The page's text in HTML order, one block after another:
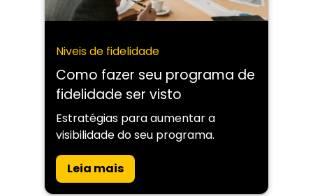
Niveis de fidelidade
Como fazer seu programa de
fidelidade ser visto
Estratégias para aumentar a
visibilidade do seu programa.
Leia mais